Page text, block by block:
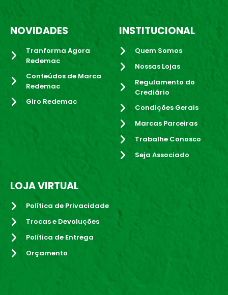
NOVIDADES
Tranforma Agora
Redemac
Conteúdos de Marca
Redemac
Giro Redemac
INSTITUCIONAL
Quem Somos
Nossas Lojas
Regulamento do
Crediário
Condições Gerais
Marcas Parceiras
Trabalhe Conosco
Seja Associado
LOJA VIRTUAL
Política de Privacidade
Trocas e Devoluções
Política de Entrega
Orçamento